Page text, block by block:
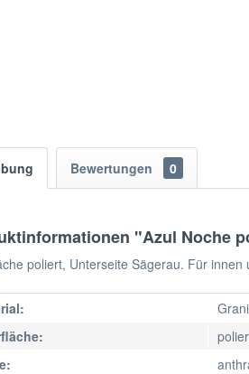
Bewertungen 0
"Azul Noche
poliert, Unterseite Sägerau. Für innen